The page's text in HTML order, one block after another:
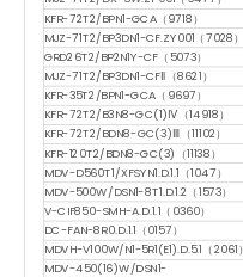
KFR-72T2/BPN1-GCA（9718）
MJZ-71T2/BP3DN1-CF.ZY001（7028）
GRD26T2/BP2N1Y-CF（5073）
MJZ-71T2/BP3DN1-CFⅡ（8621）
KFR-35T2/BPN1-GCA（9697）
KFR-72T2/B3N8-GC(1)Ⅳ（14918）
KFR-72T2/BDN8-GC(3)Ⅲ（11102）
KFR-120T2/BDN8-GC(3)（11138）
MDV-D560T1/XFSYN1.D.1.1（1047）
MDV-500W/DSN1-8T1.D.1.2（1573）
V-CIF850-SMH-A.D.1.1（0360）
DC-FAN-8R0.D.1.1（0157）
MDVH-V100W/N1-5R1(E1).D.5.1（2061）
MDV-450(16)W/DSN1-